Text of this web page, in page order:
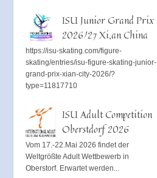
ISU Junior Grand Prix
2026/27 Xi,an China
https://isu-skating.com/figure-
skating/entries/isu-figure-skating-junior-
grand-prix-xian-city-2026/?
type=11817710
ISU Adult Competition
Oberstdorf 2026
Vom 17.-22.Mai 2026 findet der
Weltgrößte Adult Wettbewerb in
Oberstorf. Erwartet werden...